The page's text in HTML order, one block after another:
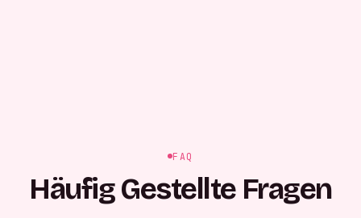
FAQ
Häufig Gestellte Fragen